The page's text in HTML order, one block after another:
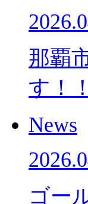
那覇
す！！
News
ゴー